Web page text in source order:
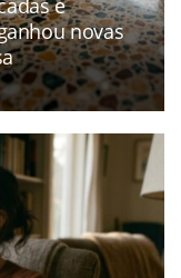
novas